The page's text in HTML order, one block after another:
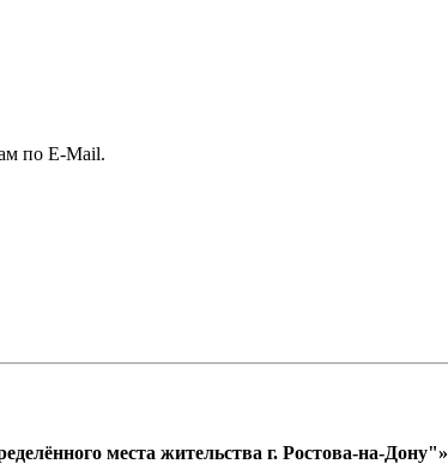
по E-Mail.
места жительства г. Ростова-на-Дону"»